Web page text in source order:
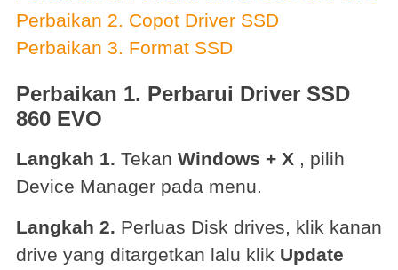
Perbaikan 2. Copot Driver SSD
Perbaikan 3. Format SSD
Perbaikan 1. Perbarui Driver SSD
860 EVO
Langkah 1. Tekan Windows + X , pilih
Device Manager pada menu.
Langkah 2. Perluas Disk drives, klik kanan
drive yang ditargetkan lalu klik Update